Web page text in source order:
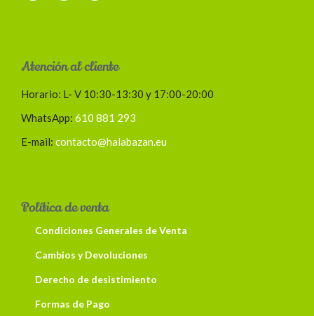
Atención al cliente
Horario: L- V 10:30-13:30 y 17:00-20:00
WhatsApp: 610 881 293
E-mail: contacto@halabazan.eu
Política de venta
Condiciones Generales de Venta
Cambios y Devoluciones
Derecho de desistimiento
Formas de Pago